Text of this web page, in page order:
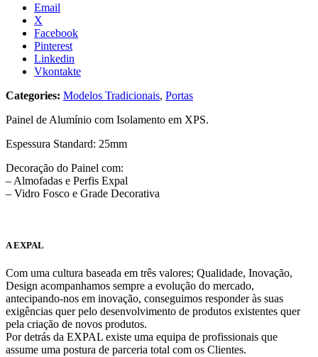
Email
X
Facebook
Pinterest
Linkedin
Vkontakte
Categories: Modelos Tradicionais, Portas
Painel de Alumínio com Isolamento em XPS.
Espessura Standard: 25mm
Decoração do Painel com:
– Almofadas e Perfis Expal
– Vidro Fosco e Grade Decorativa
A EXPAL
Com uma cultura baseada em três valores; Qualidade, Inovação,
Design acompanhamos sempre a evolução do mercado,
antecipando-nos em inovação, conseguimos responder às suas
exigências quer pelo desenvolvimento de produtos existentes quer
pela criação de novos produtos.
Por detrás da EXPAL existe uma equipa de profissionais que
assume uma postura de parceria total com os Clientes.